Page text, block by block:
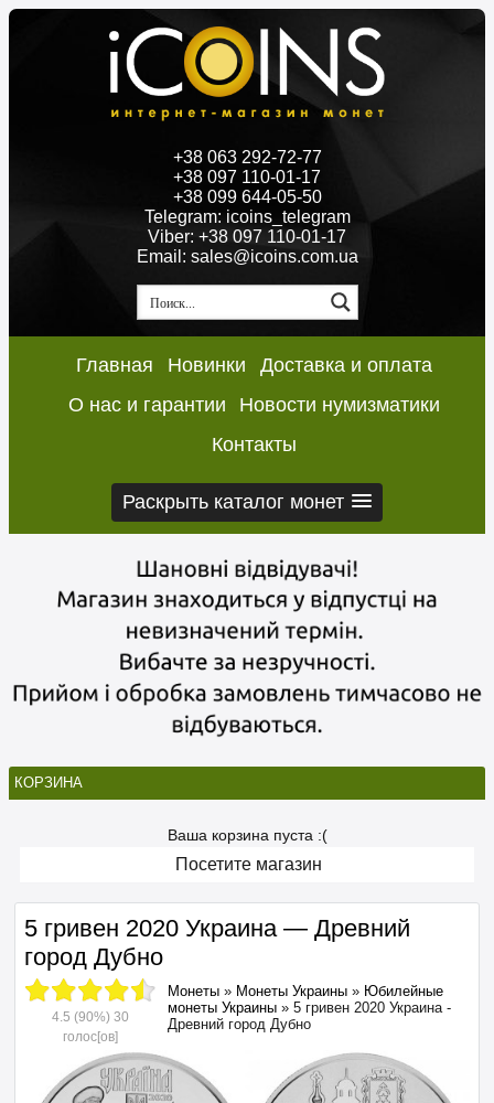
+38 063 292-72-77
+38 097 110-01-17
+38 099 644-05-50
Telegram: icoins_telegram
Viber: +38 097 110-01-17
Email: sales@icoins.com.ua
Главная Новинки
Доставка и оплата
О нас и гарантии
Новости нумизматики
Контакты
Раскрыть каталог монет
КОРЗИНА
Ваша корзина пуста :(
Посетите магазин
5 гривен 2020 Украина — Древний
город Дубно
4.5 (90%) 30
голос[ов]
Монеты » Монеты Украины » Юбилейные
монеты Украины » 5 гривен 2020 Украина -
Древний город Дубно